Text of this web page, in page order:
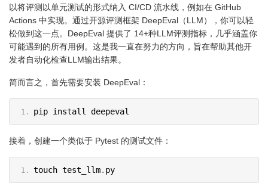
以将评测以单元测试的形式纳入 CI/CD 流水线，例如在 GitHub
Actions 中实现。通过开源评测框架 DeepEval（LLM），你可以轻
松做到这一点。DeepEval 提供了 14+种LLM评测指标，几乎涵盖你
可能遇到的所有用例。这是我一直在努力的方向，旨在帮助其他开
发者自动化检查LLM输出结果。
简而言之，首先需要安装 DeepEval：
pip install deepeval
接着，创建一个类似于 Pytest 的测试文件：
touch test_llm. py